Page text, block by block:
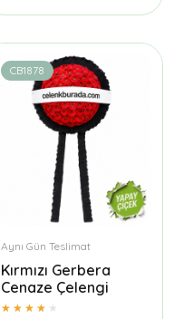
CB1878
Aynı Gün Teslimat
Kırmızı Gerbera
Cenaze Çelengi